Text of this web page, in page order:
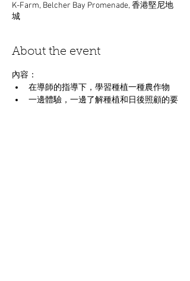
K-Farm, Belcher Bay Promenade, 香港堅尼地
城
About the event
內容：
在導師的指導下，學習種植一種農作物
一邊體驗，一邊了解種植和日後照顧的要